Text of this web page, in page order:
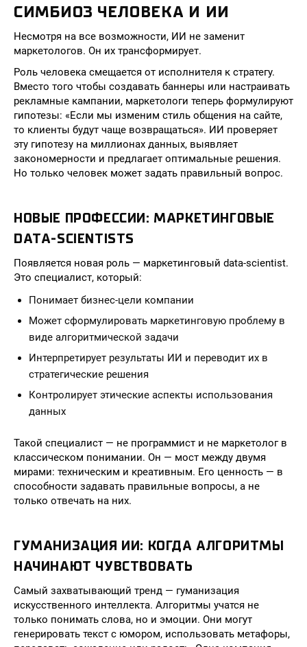
СИМБИОЗ ЧЕЛОВЕКА И ИИ
Несмотря на все возможности, ИИ не заменит
маркетологов. Он их трансформирует.
Роль человека смещается от исполнителя к стратегу.
Вместо того чтобы создавать баннеры или настраивать
рекламные кампании, маркетологи теперь формулируют
гипотезы: «Если мы изменим стиль общения на сайте,
то клиенты будут чаще возвращаться». ИИ проверяет
эту гипотезу на миллионах данных, выявляет
закономерности и предлагает оптимальные решения.
Но только человек может задать правильный вопрос.
НОВЫЕ ПРОФЕССИИ: МАРКЕТИНГОВЫЕ
DATA-SCIENTISTS
Появляется новая роль — маркетинговый data-scientist.
Это специалист, который:
Понимает бизнес-цели компании
Может сформулировать маркетинговую проблему в
виде алгоритмической задачи
Интерпретирует результаты ИИ и переводит их в
стратегические решения
Контролирует этические аспекты использования
данных
Такой специалист — не программист и не маркетолог в
классическом понимании. Он — мост между двумя
мирами: техническим и креативным. Его ценность — в
способности задавать правильные вопросы, а не
только отвечать на них.
ГУМАНИЗАЦИЯ ИИ: КОГДА АЛГОРИТМЫ
НАЧИНАЮТ ЧУВСТВОВАТЬ
Самый захватывающий тренд — гуманизация
искусственного интеллекта. Алгоритмы учатся не
только понимать слова, но и эмоции. Они могут
генерировать текст с юмором, использовать метафоры,